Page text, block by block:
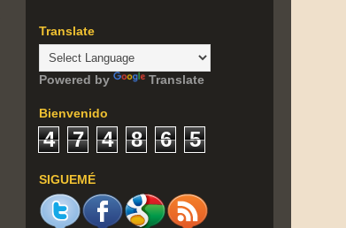
Translate
Powered by Translate
Bienvenido
4 7 4 8 6 5
SIGUEMÉ